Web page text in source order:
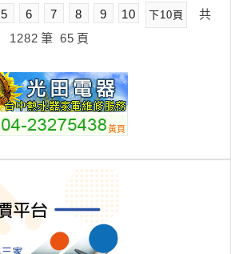
5 6 7 8 9 10 下10頁
共
1282 筆 65 頁